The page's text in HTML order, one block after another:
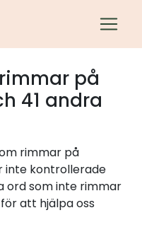
rimmar på
41 andra
rimmar på
inte kontrollerade
ord som inte rimmar
att hjälpa oss